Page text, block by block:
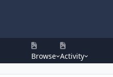
Browse Activity